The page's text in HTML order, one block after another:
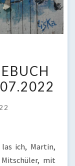
ich, Martin,
mit